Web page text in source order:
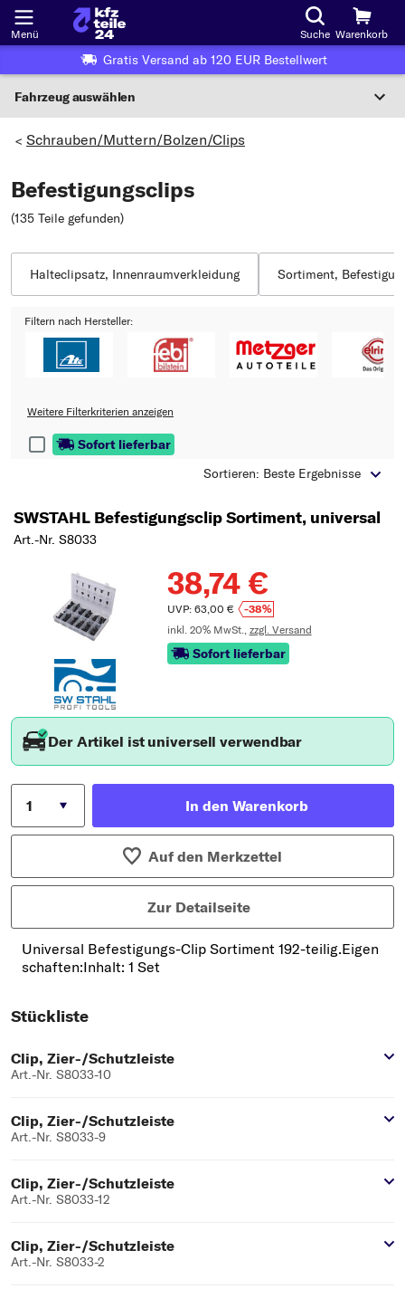
Menü Suche Warenkorb
Gratis Versand ab 120 EUR Bestellwert
Fahrzeug auswählen
Nationaler Code
Wo finde ich die?
Oder Fahrzeugauswahl nach Kriterien:
Hersteller wählen
Modell wählen
Typ wählen
> Schrauben/Muttern/Bolzen/Clips
Befestigungsclips
(135 Teile gefunden)
Halteclipsatz, Innenraumverkleidung Sortiment,
Filtern nach Hersteller:
Weitere Filterkriterien anzeigen
Sofort lieferbar
Sortieren: Beste Ergebnisse
SWSTAHL Befestigungsclip Sortiment, universal
Art.-Nr. S8033
38,74 €
UVP: 63,00 €
-38%
inkl. 20% MwSt., zzgl. Versand
Sofort lieferbar
Der Artikel ist universell verwendbar
In den Warenkorb
Auf den Merkzettel
Zur Detailseite
Universal Befestigungs-Clip Sortiment 192-teilig.Eigen
schaften:Inhalt: 1 Set
Stückliste
Clip, Zier-/Schutzleiste
Art.-Nr. S8033-10
Clip, Zier-/Schutzleiste
Art.-Nr. S8033-9
Clip, Zier-/Schutzleiste
Art.-Nr. S8033-12
Clip, Zier-/Schutzleiste
Art.-Nr. S8033-2